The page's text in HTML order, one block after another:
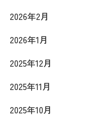
2026年2月
2026年1月
2025年12月
2025年11月
2025年10月